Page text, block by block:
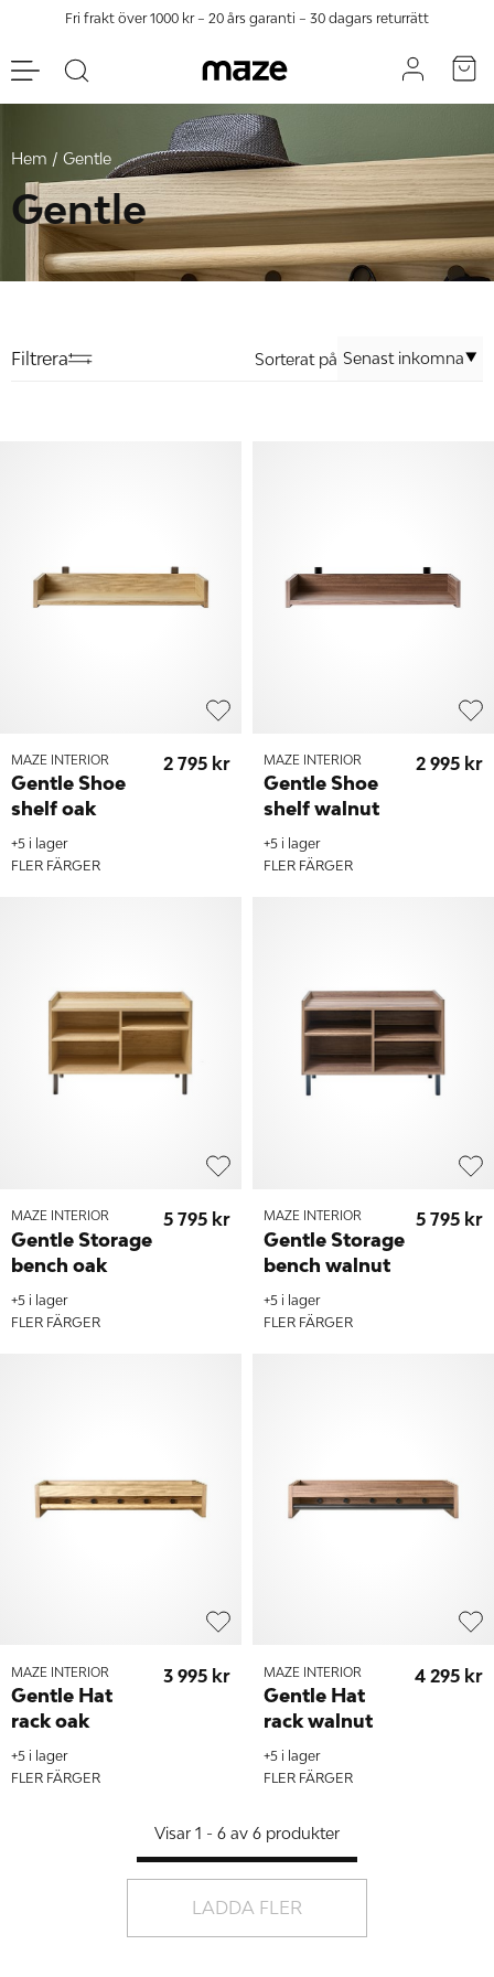
Fri frakt över 1000 kr – 20 års garanti – 30 dagars returrätt
Hem Gentle
Gentle
Filtrera Sorterat på
MAZE INTERIOR
Gentle Shoe
shelf oak
2 795 kr
+5 i lager
FLER FÄRGER
MAZE INTERIOR
Gentle Shoe
shelf walnut
2 995 kr
+5 i lager
FLER FÄRGER
MAZE INTERIOR
Gentle Storage
bench oak
5 795 kr
+5 i lager
FLER FÄRGER
MAZE INTERIOR
Gentle Storage
bench walnut
5 795 kr
+5 i lager
FLER FÄRGER
MAZE INTERIOR
Gentle Hat
rack oak
3 995 kr
+5 i lager
FLER FÄRGER
MAZE INTERIOR
Gentle Hat
rack walnut
4 295 kr
+5 i lager
FLER FÄRGER
Visar 1 - 6 av 6 produkter
LADDA FLER